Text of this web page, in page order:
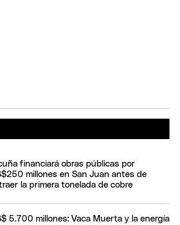
financiará obras públicas por
millones en San Juan antes de
la primera tonelada de cobre
5.700 millones: Vaca Muerta y la energía